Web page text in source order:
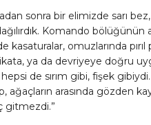
sonra bir elimizde sarı
Komando
kasaturalar, omuzlarında
ya da devriyeye doğru
hepsi de sırım gibi, fişek
ağaçların arasında gözden
gitmezdi.”